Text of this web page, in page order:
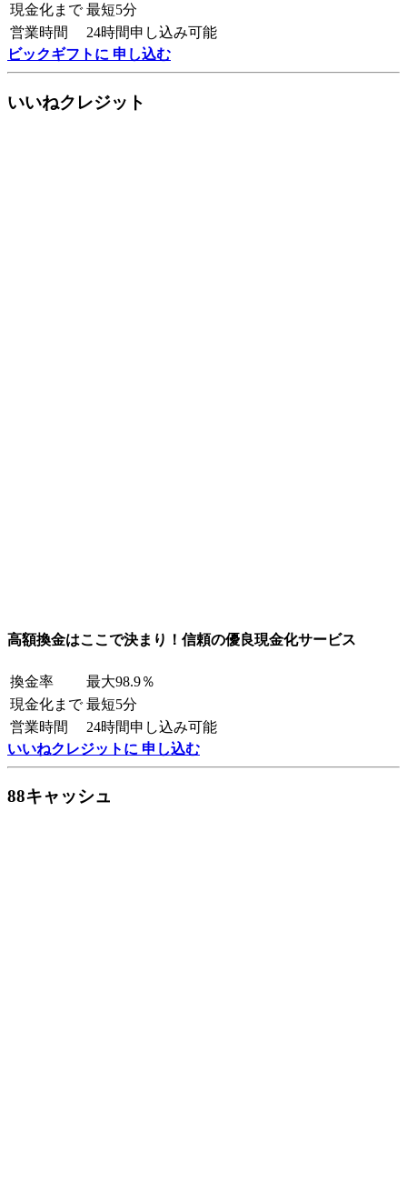
現金化まで 最短5分
営業時間
24時間申し込み可能
ビックギフトに 申し込む
いいねクレジット
高額換金はここで決まり！信頼の優良現金化サービス
換金率
最大98.9％
現金化まで 最短5分
営業時間
24時間申し込み可能
いいねクレジットに 申し込む
88キャッシュ